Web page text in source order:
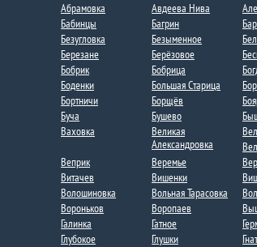
Абрамовка Авдеева Нива
Бабинцы
Багрин
Безугловка
Безыменное
Березане
Берёзовое
Бобрик
Бобрица​​
Боденки​
Большая Старица
Бортничи
Борщёв
Буча
Бушево
Ваховка​​
Великая
Александровка​
Веприк
Веремье
Витачев
Вишенки
Волошиновка
Вольная Тарасовка
Вороньков​
Воропаев​
Галинка
Гатное
Глубокое
Глушки